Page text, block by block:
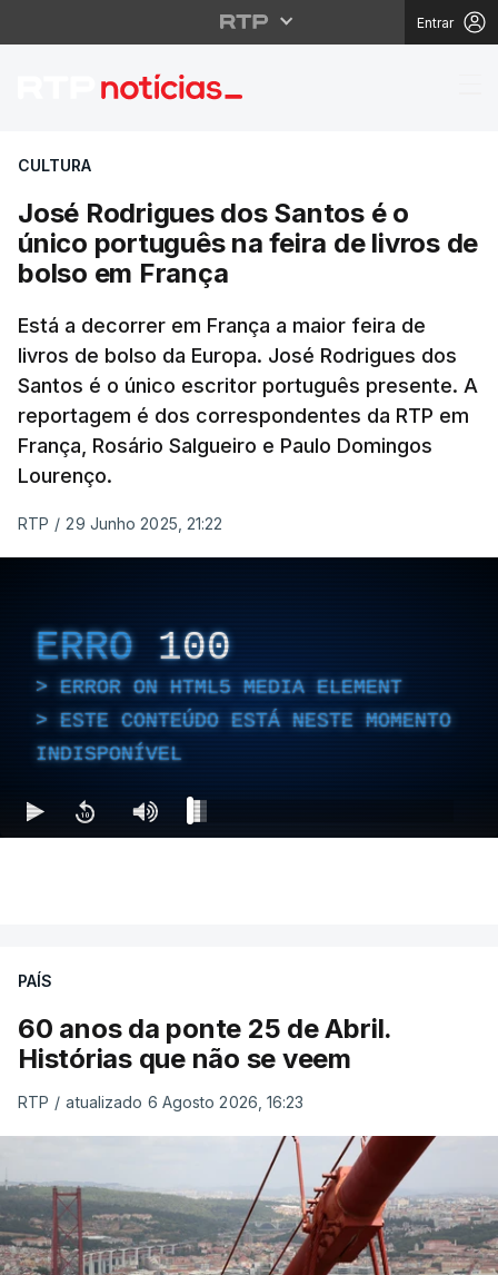
Entrar
José Rodrigues dos
CULTURA
José Rodrigues dos Santos é o
único português na feira de livros de
bolso em França
Está a decorrer em França a maior feira de
livros de bolso da Europa. José Rodrigues dos
Santos é o único escritor português presente. A
reportagem é dos correspondentes da RTP em
França, Rosário Salgueiro e Paulo Domingos
Lourenço.
RTP / 29 Junho 2025, 21:22
ERRO 100
ERROR ON HTML5 MEDIA ELEMENT
ESTE CONTEÚDO ESTÁ NESTE MOMENTO
INDISPONÍVEL
PAÍS
60 anos da ponte 25 de Abril.
Histórias que não se veem
RTP / atualizado 6 Agosto 2026, 16:23